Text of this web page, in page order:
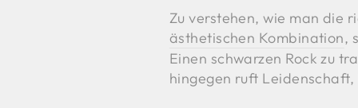
Zu verstehen, wie man die
ästhetischen Kombination,
Einen schwarzen Rock zu
hingegen ruft